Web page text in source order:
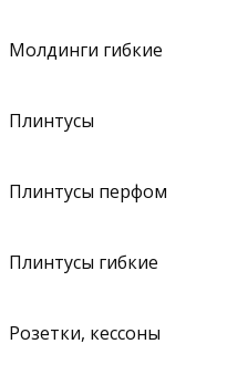
Молдинги гибкие
Плинтусы
Плинтусы перфом
Плинтусы гибкие
Розетки, кессоны